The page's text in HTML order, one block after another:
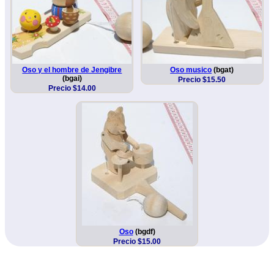
Oso y el hombre de Jengibre
(bgai)
Precio $14.00
Oso musico (bgat)
Precio $15.50
Oso(bgdf)
Precio $15.00